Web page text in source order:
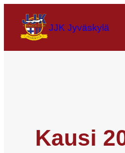
JJK Jyväskylä
Kausi